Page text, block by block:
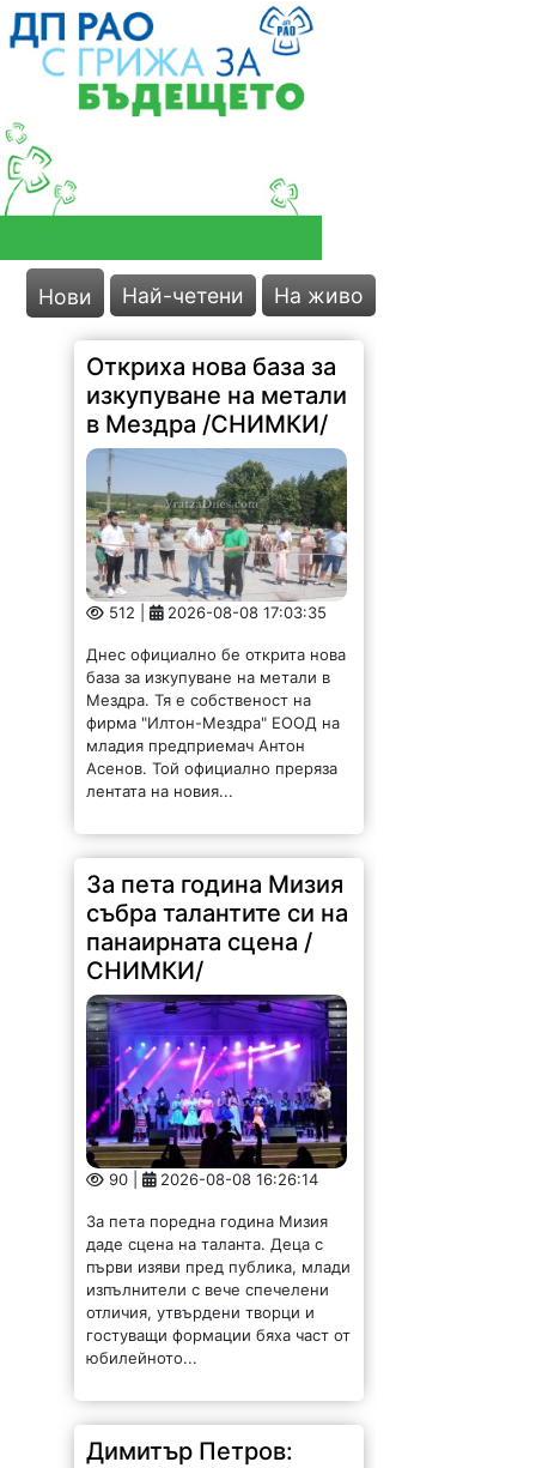
Нови Най-четени На живо
Откриха нова база за
изкупуване на метали
в Мездра /СНИМКИ/
512 | 2026-08-08 17:03:35
Днес официално бе открита нова
база за изкупуване на метали в
Мездра. Тя е собственост на
фирма "Илтон-Мездра" ЕООД на
младия предприемач Антон
Асенов. Той официално преряза
лентата на новия...
За пета година Мизия
събра талантите си на
панаирната сцена /
СНИМКИ/
90 | 2026-08-08 16:26:14
За пета поредна година Мизия
даде сцена на таланта. Деца с
първи изяви пред публика, млади
изпълнители с вече спечелени
отличия, утвърдени творци и
гостуващи формации бяха част от
юбилейното...
Димитър Петров: